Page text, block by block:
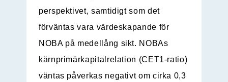
perspektivet, samtidigt som det
förväntas vara värdeskapande för
NOBA på medellång sikt. NOBAs
kärnprimärkapitalrelation (CET1-ratio)
väntas påverkas negativt om cirka 0,3